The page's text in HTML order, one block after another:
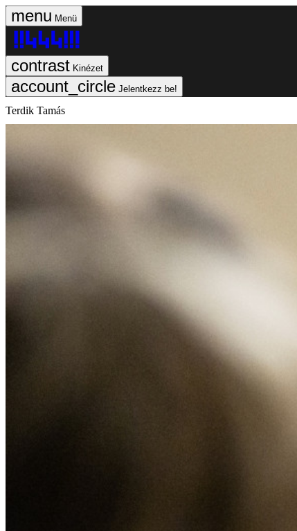
Menü
Kinézet
Jelentkezz be!
Terdik Tamás